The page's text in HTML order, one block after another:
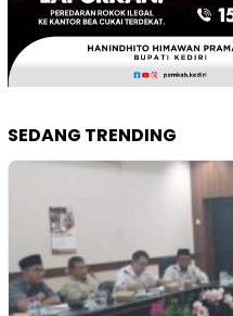
SEDANG TRENDING